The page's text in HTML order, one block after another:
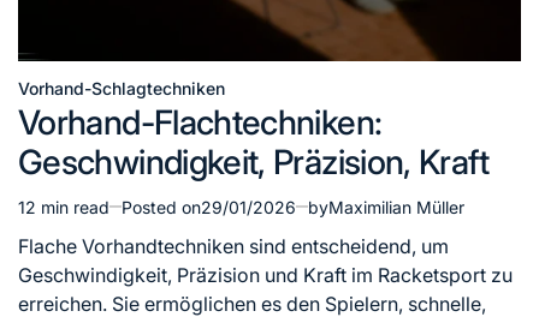
Posted
in
Vorhand-Schlagtechniken
Vorhand-Flachtechniken:
Geschwindigkeit, Präzision, Kraft
Estimated
read
time
12 min read Posted on29/01/2026 byMaximilian Müller
Flache Vorhandtechniken sind entscheidend, um
Geschwindigkeit, Präzision und Kraft im Racketsport zu
erreichen. Sie ermöglichen es den Spielern, schnelle,